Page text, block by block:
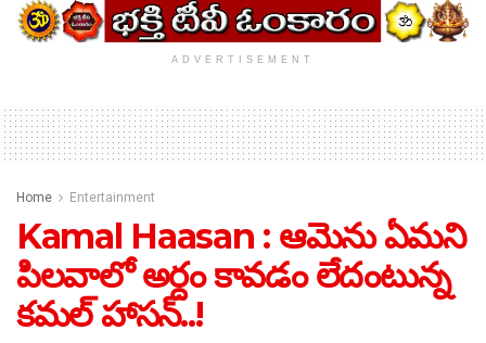
ADVERTISEMENT
Home Entertainment
Kamal Haasan : ఆమెను ఏమని
పిలవాలో అర్దం కావడం లేదంటున్న
కమల్ హాసన్..!